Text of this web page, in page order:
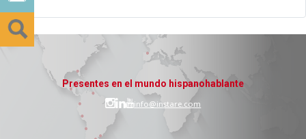
Presentes en el mundo hispanohablante
info@instare.com